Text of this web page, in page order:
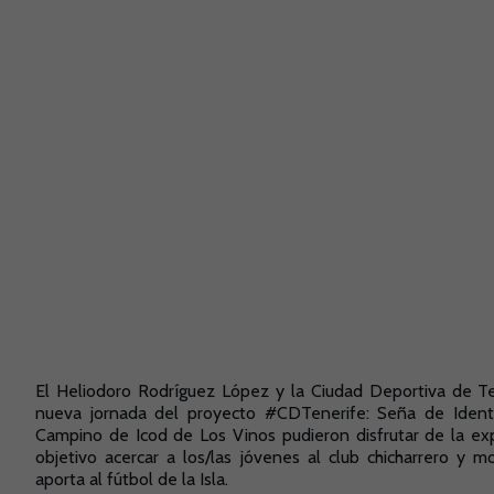
El Heliodoro Rodríguez López y la Ciudad Deportiva de
nueva jornada del proyecto #CDTenerife: Seña de
Campino de Icod de Los Vinos pudieron disfrutar de la
objetivo acercar a los/las jóvenes al club chicharrero y
aporta al fútbol de la Isla.